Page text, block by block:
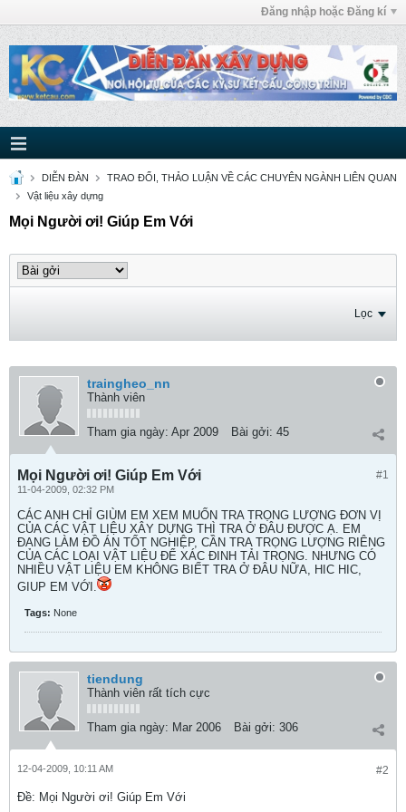
Đăng nhập hoặc Đăng kí
DIỄN ĐÀN
TRAO ĐỔI, THẢO LUẬN VỀ CÁC CHUYÊN NGÀNH LIÊN QUAN
Vật liệu xây dựng
Mọi Người ơi! Giúp Em Với
Lọc
traingheo_nn
Thành viên
Tham gia ngày: Apr 2009 Bài gởi: 45
#1
Mọi Người ơi! Giúp Em Với
11-04-2009, 02:32 PM
CÁC ANH CHỈ GIÙM EM XEM MUỐN TRA TRỌNG LƯỢNG ĐƠN VỊ
CỦA CÁC VẬT LIỆU XÂY DỰNG THÌ TRA Ở ĐÂU ĐƯỢC Ạ. EM
ĐANG LÀM ĐỒ ÁN TỐT NGHIỆP, CẦN TRA TRỌNG LƯỢNG RIÊNG
CỦA CÁC LOẠI VẬT LIỆU ĐỂ XÁC ĐINH TẢI TRỌNG. NHƯNG CÓ
NHIỀU VẬT LIỆU EM KHÔNG BIẾT TRA Ở ĐÂU NỮA, HIC HIC,
GIUP EM VỚI.
Tags: None
tiendung
Thành viên rất tích cực
Tham gia ngày: Mar 2006 Bài gởi: 306
#2
12-04-2009, 10:11 AM
Ðề: Mọi Người ơi! Giúp Em Với